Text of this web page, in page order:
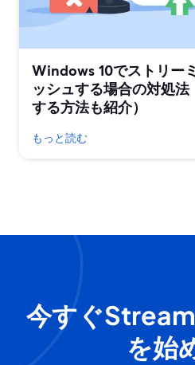
Windows 10でストリー
ッシュする場合の対処
する方法も紹介）
もっと読む
今すぐ
を始